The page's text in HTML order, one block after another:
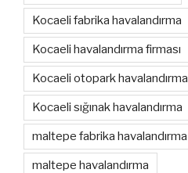
Kocaeli fabrika havalandırma
Kocaeli havalandırma firması
Kocaeli otopark havalandırma
Kocaeli sığınak havalandırma
maltepe fabrika havalandırma
maltepe havalandırma